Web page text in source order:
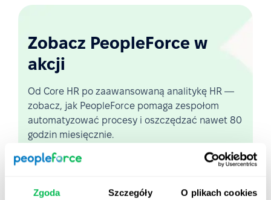
Zgoda Szczegóły O plikach cookies
Zobacz PeopleForce w
akcji
Od Core HR po zaawansowaną analitykę HR —
zobacz, jak PeopleForce pomaga zespołom
automatyzować procesy i oszczędzać nawet 80
godzin miesięcznie.